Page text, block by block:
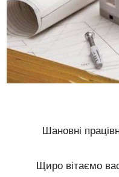
Шановні
Щиро вітаємо